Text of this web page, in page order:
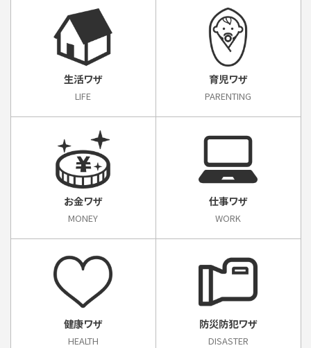
生活ワザ
LIFE
育児ワザ
PARENTING
お金ワザ
MONEY
仕事ワザ
WORK
健康ワザ
HEALTH
防災防犯ワザ
DISASTER